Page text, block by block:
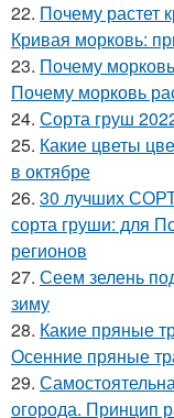
22. Почему растет
Кривая морковь:
23. Почему
Почему морковь
24. Сорта груш
25. Какие цветы
в октябре
26. 30 лучших
сорта груши: для
регионов
27. Сеем зелень
зиму
28. Какие пряные
Осенние пряные
29.
огорода. Принцип